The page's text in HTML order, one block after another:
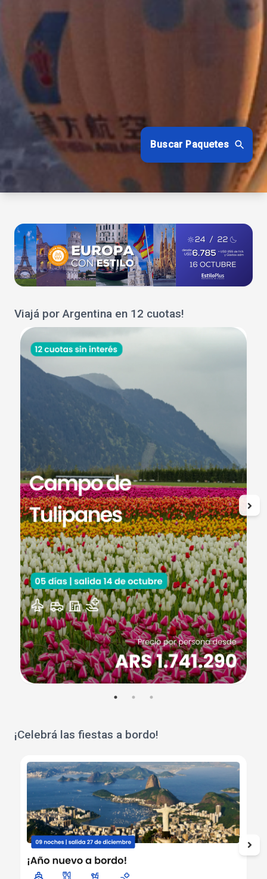
Buscar Paquetes
Viajá por Argentina en 12 cuotas!
¡Celebrá las fiestas a bordo!